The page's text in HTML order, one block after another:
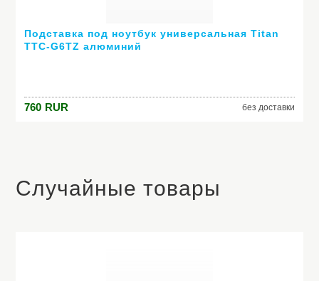
Подставка под ноутбук универсальная Titan
TTC-G6TZ алюминий
760 RUR без доставки
Случайные товары